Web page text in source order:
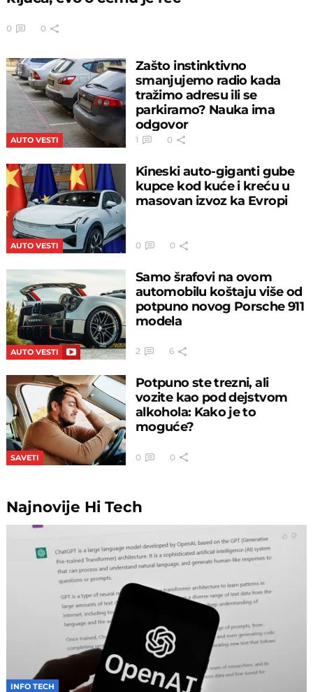
0 0
AUTO VESTI
Zašto instinktivno
smanjujemo radio kada
tražimo adresu ili se
parkiramo? Nauka ima
odgovor
1 0
AUTO VESTI
Kineski auto-giganti gube
kupce kod kuće i kreću u
masovan izvoz ka Evropi
0 0
AUTO VESTI
Samo šrafovi na ovom
automobilu koštaju više od
potpuno novog Porsche 911
modela
2 6
SAVETI
Potpuno ste trezni, ali
vozite kao pod dejstvom
alkohola: Kako je to
moguće?
0 0
Najnovije Hi Tech
INFO TECH